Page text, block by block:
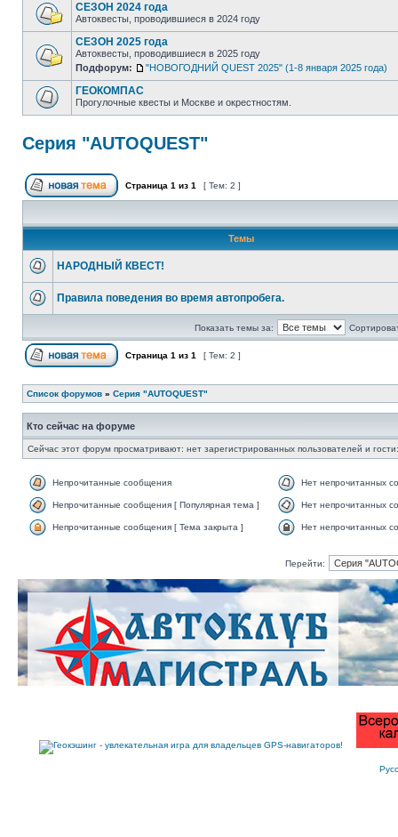
СЕЗОН 2024 года
Автоквесты, проводившиеся в 2024 году
СЕЗОН 2025 года
Автоквесты, проводившиеся в 2025 году
Подфорум:
"НОВОГОДНИЙ QUEST 2025" (1-8 января 2025 года)
ГЕОКОМПАС
Прогулочные квесты и Москве и окрестностям.
Серия "AUTOQUEST"
Страница 1 из 1 [ Тем: 2 ]
Темы
НАРОДНЫЙ КВЕСТ!
Правила поведения во время автопробега.
Показать темы за:
Страница 1 из 1 [ Тем: 2 ]
Список форумов » Серия "AUTOQUEST"
Кто сейчас на форуме
Сейчас этот форум просматривают: нет зарегистрированных пользователей и
Непрочитанные сообщения Нет непрочитанных
Непрочитанные сообщения [ Популярная тема ] Нет непрочитанных
Непрочитанные сообщения [ Тема закрыта ] Нет непрочитанных
Перейти: